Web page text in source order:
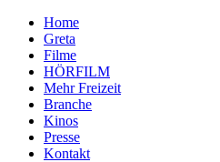
Home
Greta
Filme
HÖRFILM
Mehr Freizeit
Branche
Kinos
Presse
Kontakt